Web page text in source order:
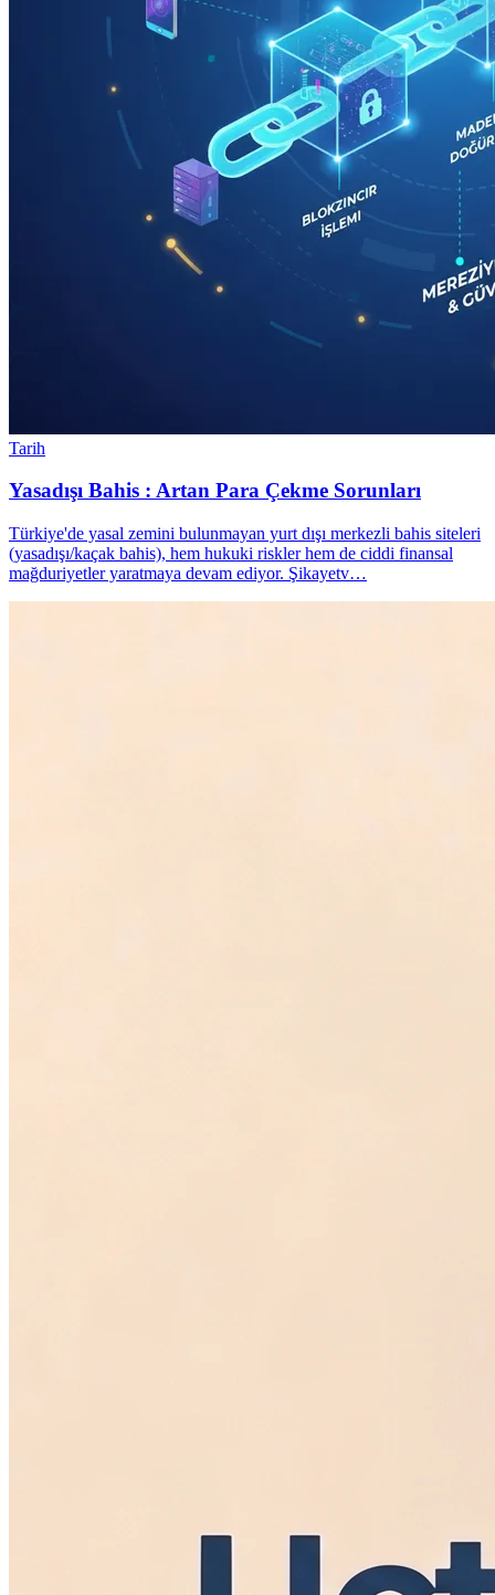
Tarih
Yasadışı Bahis : Artan Para Çekme Sorunları
Türkiye'de yasal zemini bulunmayan yurt dışı merkezli bahis siteleri
(yasadışı/kaçak bahis), hem hukuki riskler hem de ciddi finansal
mağduriyetler yaratmaya devam ediyor. Şikayetv…